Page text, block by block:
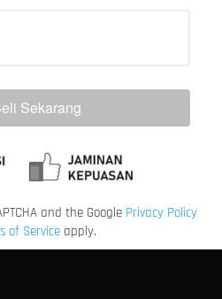
Sekarang
and the Google Privacy Policy
of Service apply.